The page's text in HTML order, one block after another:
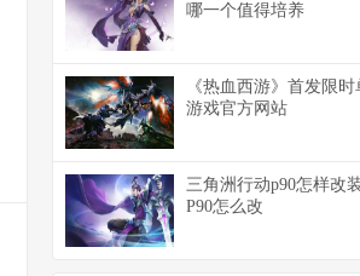
哪一个值得培养
《热血西游》首发限
游戏官方网站
三角洲行动p90怎样改
P90怎么改